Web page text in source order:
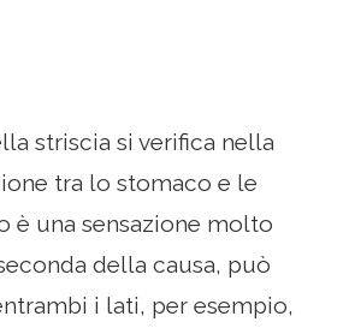
striscia si verifica nella
tra lo stomaco e le
è una sensazione molto
della causa, può
i lati, per esempio,